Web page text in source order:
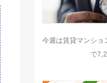
今週は賃貸マンショ
で